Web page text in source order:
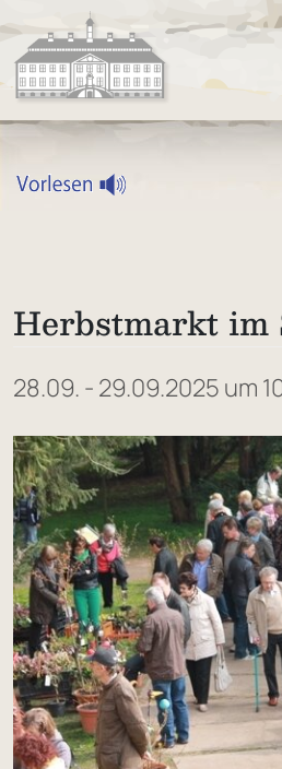
Herbstmarkt im
28.09. - 29.09.2025 um